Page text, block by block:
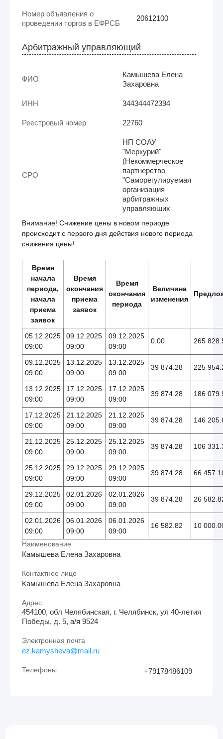
Номер объявления о
проведении торгов в ЕФРСБ
20612100
Арбитражный управляющий
ФИО
Камышева Елена
Захаровна
ИНН 344344472394
Реестровый номер 22760
СРО
НП СОАУ
"Меркурий"
(Некоммерческое
партнерство
"Саморегулируемая
организация
арбитражных
управляющих
Внимание! Снижение цены в новом периоде
происходит с первого дня действия нового периода
снижения цены!
Время
начала
периода,
начала
приема
заявок
Время
окончания
приема
заявок
Время
окончания
периода
Величина
изменения
05.12.2025
09:00
09.12.2025
09:00
09.12.2025
09:00
0.00 265
09.12.2025
09:00
13.12.2025
09:00
13.12.2025
09:00
39 874.28 225
13.12.2025
09:00
17.12.2025
09:00
17.12.2025
09:00
39 874.28 186
17.12.2025
09:00
21.12.2025
09:00
21.12.2025
09:00
39 874.28 146
21.12.2025
09:00
25.12.2025
09:00
25.12.2025
09:00
39 874.28 106
25.12.2025
09:00
29.12.2025
09:00
29.12.2025
09:00
39 874.28 66
29.12.2025
09:00
02.01.2026
09:00
02.01.2026
09:00
39 874.28 26
02.01.2026
09:00
06.01.2026
09:00
06.01.2026
09:00
16 582.82 10
Наименование
Камышева Елена Захаровна
Контактное лицо
Камышева Елена Захаровна
Адрес
454100, обл Челябинская, г. Челябинск, ул 40-летия
Победы, д. 5, а/я 9524
Электронная почта
ez.kamysheva@mail.ru
Телефоны +79178486109